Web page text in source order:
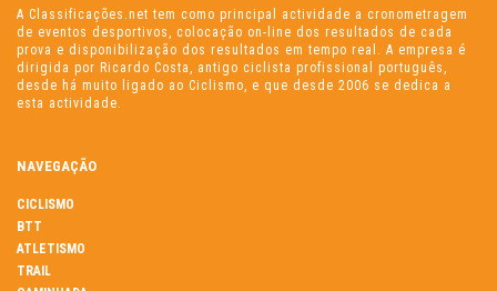
A Classificações.net tem como principal actividade a cronometragem
de eventos desportivos, colocação on-line dos resultados de cada
prova e disponibilização dos resultados em tempo real. A empresa é
dirigida por Ricardo Costa, antigo ciclista profissional português,
desde há muito ligado ao Ciclismo, e que desde 2006 se dedica a
esta actividade.
NAVEGAÇÃO
CICLISMO
BTT
ATLETISMO
TRAIL